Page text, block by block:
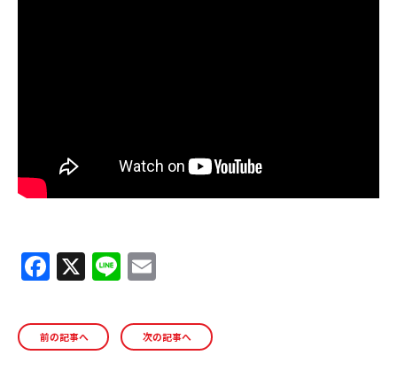
F
a
c
e
X Li
n
e ai
l
前の記事へ 次の記事へ